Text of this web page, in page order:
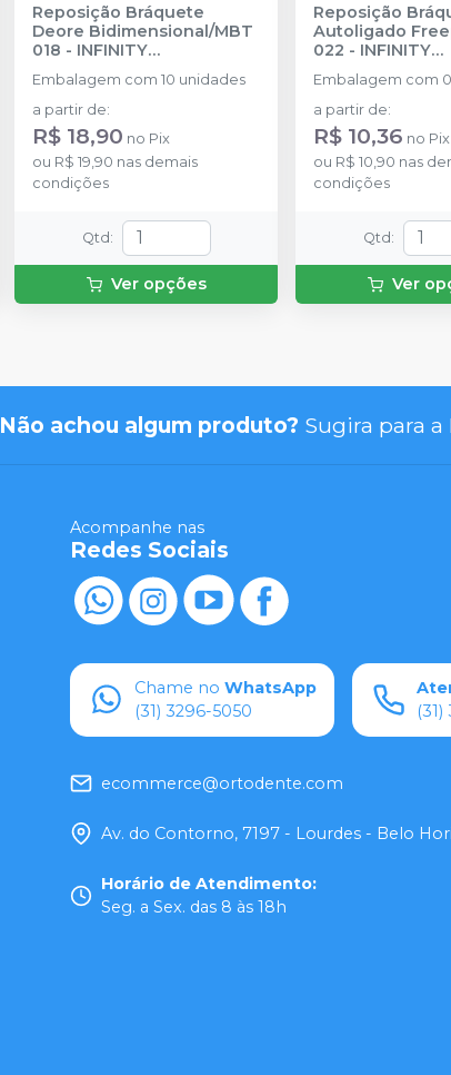
Reposição Bráquete
Deore Bidimensional/MBT
018 - INFINITY
ORTHODONTICS
Embalagem com 10 unidades
a partir de:
R$ 18,90 no Pix
ou R$ 19,90 nas demais
condições
Qtd :
Ver opções
Reposição
Autoligado
022 - INFINITY
ORTHODONTICS
Embalagem com
a partir de:
R$ 10,36 no Pix
ou R$ 10,90 nas
condições
Qtd :
Ver
Não achou algum produto? Sugira para a
Acompanhe nas
Redes Sociais
Chame no WhatsApp
(31) 3296-5050
ecommerce@ortodente.com
Av. do Contorno, 7197 - Lourdes - Belo
Horário de Atendimento:
Seg. a Sex. das 8 às 18h